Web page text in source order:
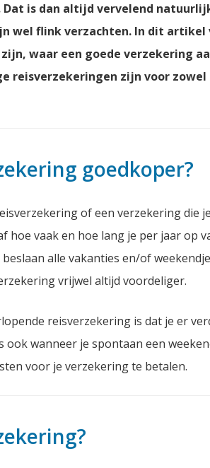
is dan altijd vervelend
wel flink verzachten. In dit
waar een goede verzekering
reisverzekeringen zijn voor zowel
goedkoper?
of een verzekering die
vaak en hoe lang je per jaar op
alle vakanties en/of
vrijwel altijd voordeliger.
reisverzekering is dat je er
ook wanneer je spontaan een
voor je verzekering te betalen.